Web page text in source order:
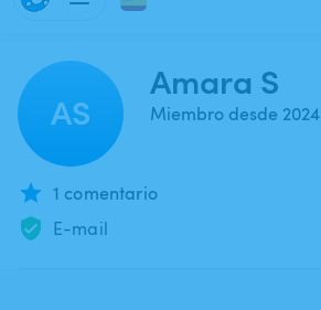
AS
Amara S
Miembro desde 2024
1 comentario
E-mail